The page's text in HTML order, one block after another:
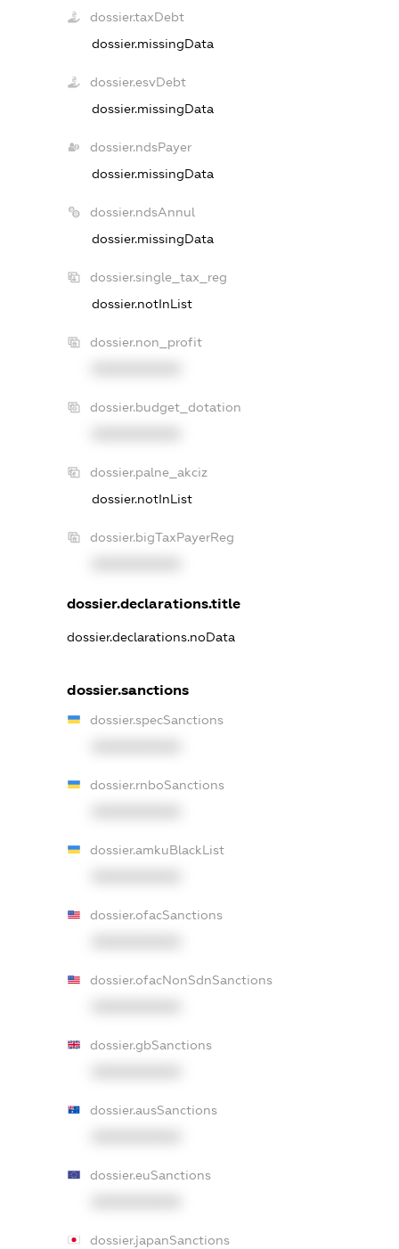
dossier.taxDebt
dossier.missingData
dossier.esvDebt
dossier.missingData
dossier.ndsPayer
dossier.missingData
dossier.ndsAnnul
dossier.missingData
dossier.single_tax_reg
dossier.notInList
dossier.non_profit
dossier.budget_dotation
dossier.palne_akciz
dossier.notInList
dossier.bigTaxPayerReg
dossier.declarations.title
dossier.declarations.noData
dossier.sanctions
dossier.specSanctions
dossier.rnboSanctions
dossier.amkuBlackList
dossier.ofacSanctions
dossier.ofacNonSdnSanctions
dossier.gbSanctions
dossier.ausSanctions
dossier.euSanctions
dossier.japanSanctions